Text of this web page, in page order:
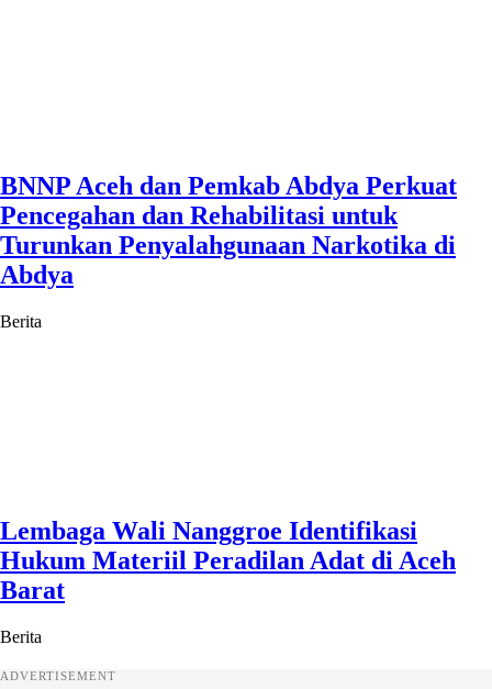
BNNP Aceh dan Pemkab Abdya Perkuat
Pencegahan dan Rehabilitasi untuk
Turunkan Penyalahgunaan Narkotika di
Abdya
Berita
Lembaga Wali Nanggroe Identifikasi
Hukum Materiil Peradilan Adat di Aceh
Barat
Berita
ADVERTISEMENT